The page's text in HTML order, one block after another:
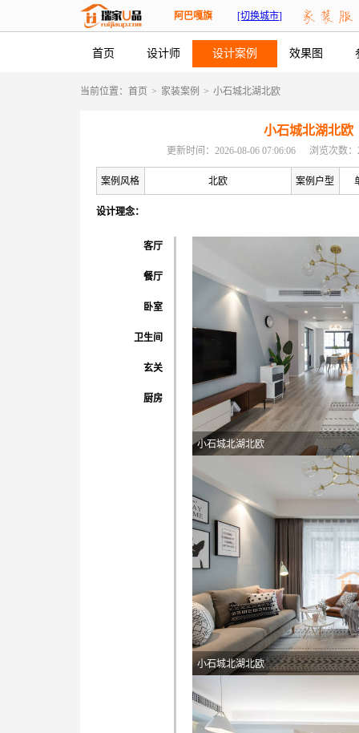
阿巴嘎旗 [切换城市]
首页 设计师 设计案例 效果图
当前位置： 首页 > 家装案例 > 小石城北湖北欧
小石城北湖北欧
更新时间：2026-08-06 07:06:06 浏览次数：
案例风格 北欧 案例户型
设计理念：
客厅
餐厅
卧室
卫生间
玄关
厨房
小石城北湖北欧
小石城北湖北欧